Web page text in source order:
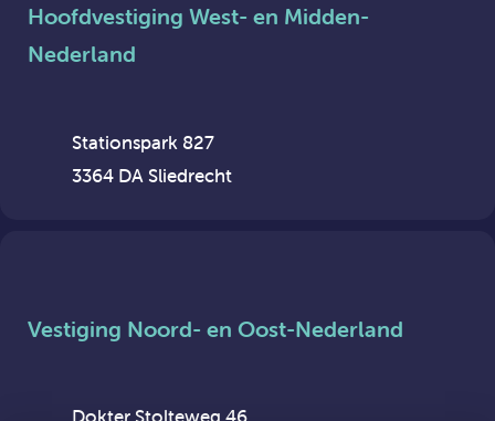
Hoofdvestiging West- en Midden-
Nederland
Stationspark 827
3364 DA Sliedrecht
Vestiging Noord- en Oost-Nederland